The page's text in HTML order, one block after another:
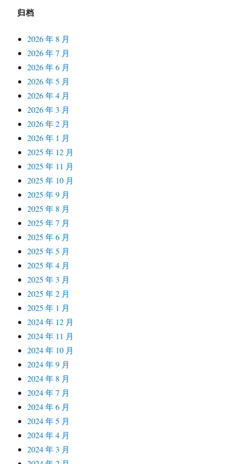
归档
2026 年 8 月
2026 年 7 月
2026 年 6 月
2026 年 5 月
2026 年 4 月
2026 年 3 月
2026 年 2 月
2026 年 1 月
2025 年 12 月
2025 年 11 月
2025 年 10 月
2025 年 9 月
2025 年 8 月
2025 年 7 月
2025 年 6 月
2025 年 5 月
2025 年 4 月
2025 年 3 月
2025 年 2 月
2025 年 1 月
2024 年 12 月
2024 年 11 月
2024 年 10 月
2024 年 9 月
2024 年 8 月
2024 年 7 月
2024 年 6 月
2024 年 5 月
2024 年 4 月
2024 年 3 月